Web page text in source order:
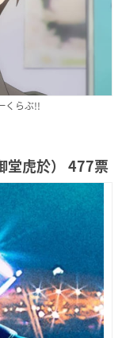
くらぶ!!
堂虎於） 477票